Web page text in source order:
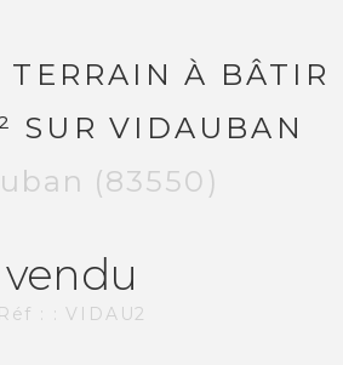
TERRAIN À BÂTIR
SUR VIDAUBAN
(83550)
vendu
Réf : : VIDAU2